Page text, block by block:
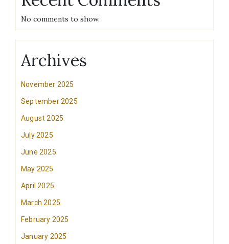
No comments to show.
Archives
November 2025
September 2025
August 2025
July 2025
June 2025
May 2025
April 2025
March 2025
February 2025
January 2025